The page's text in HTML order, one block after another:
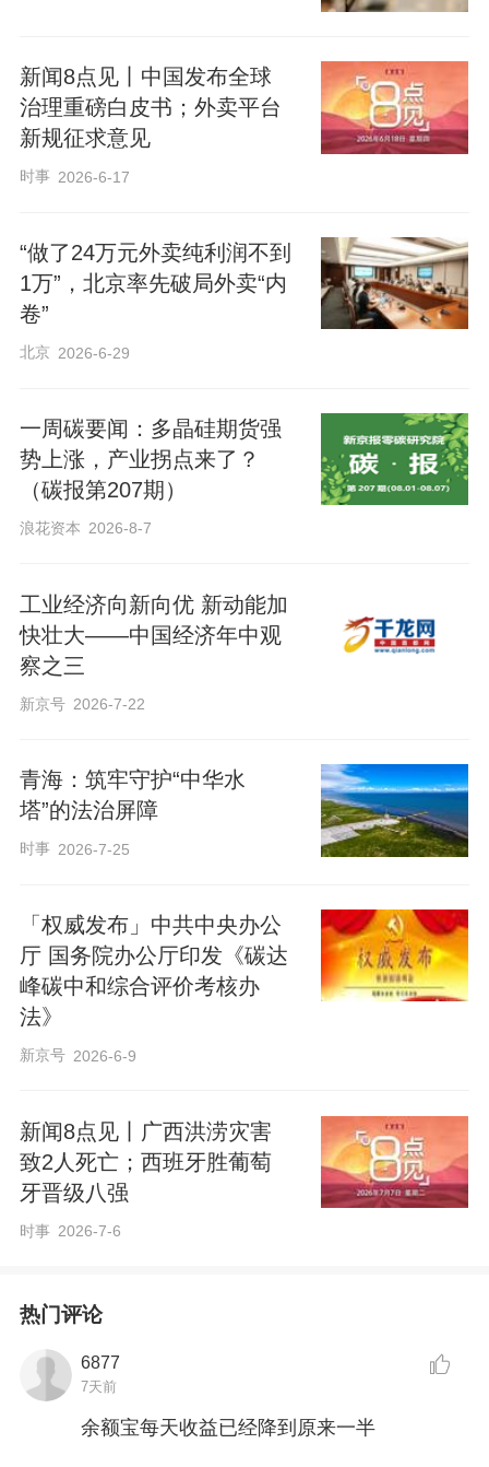
新闻8点见丨中国发布全球
治理重磅白皮书；外卖平台
新规征求意见
时事 2026-6-17
“做了24万元外卖纯利润不到
1万”，北京率先破局外卖“内
卷”
北京 2026-6-29
一周碳要闻：多晶硅期货强
势上涨，产业拐点来了？
（碳报第207期）
浪花资本 2026-8-7
工业经济向新向优 新动能加
快壮大——中国经济年中观
察之三
新京号 2026-7-22
青海：筑牢守护“中华水
塔”的法治屏障
时事 2026-7-25
「权威发布」中共中央办公
厅 国务院办公厅印发《碳达
峰碳中和综合评价考核办
法》
新京号 2026-6-9
新闻8点见丨广西洪涝灾害
致2人死亡；西班牙胜葡萄
牙晋级八强
时事 2026-7-6
热门评论
6877
7天前
余额宝每天收益已经降到原来一半